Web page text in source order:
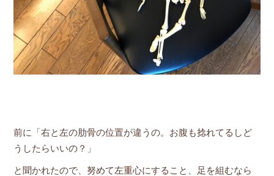
前に「右と左の肋骨の位置が違うの。お腹も捻れてるしど
うしたらいいの？」
と聞かれたので、努めて左重心にすること、足を組むなら